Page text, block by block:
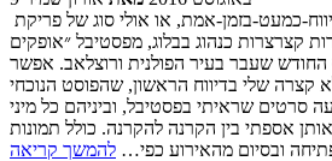
קצרצרות כנהוג בבלוג, מפסטיבל ״אופקים
שעבר בעיר הפולנית ורוצלאב. אפשר
שלי בדיווח הראשון, שהפוסט הנוכחי
סרטים שראיתי בפסטיבל, וביניהם כל מיני
אספתי בין הקרנה להקרנה. כולל תמונות
ובסיום מהאירוע כפי… להמשך קריאה